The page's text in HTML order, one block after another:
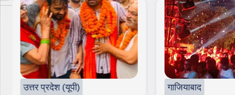
उत्तर प्रदेश (यूपी) गाजियाबाद